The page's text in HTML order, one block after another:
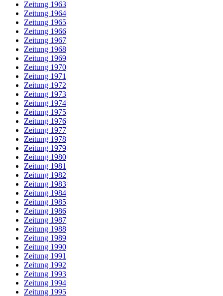
Zeitung 1963
Zeitung 1964
Zeitung 1965
Zeitung 1966
Zeitung 1967
Zeitung 1968
Zeitung 1969
Zeitung 1970
Zeitung 1971
Zeitung 1972
Zeitung 1973
Zeitung 1974
Zeitung 1975
Zeitung 1976
Zeitung 1977
Zeitung 1978
Zeitung 1979
Zeitung 1980
Zeitung 1981
Zeitung 1982
Zeitung 1983
Zeitung 1984
Zeitung 1985
Zeitung 1986
Zeitung 1987
Zeitung 1988
Zeitung 1989
Zeitung 1990
Zeitung 1991
Zeitung 1992
Zeitung 1993
Zeitung 1994
Zeitung 1995